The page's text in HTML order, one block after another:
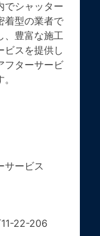
でシャッター
着型の業者で
、豊富な施工
ビスを提供し
フターサービ
サービス
22-206